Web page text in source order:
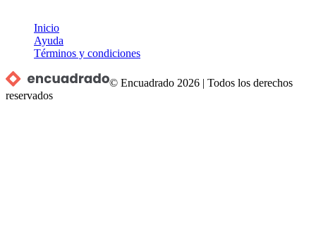
Inicio
Ayuda
Términos y condiciones
© Encuadrado 2026 |Todos los derechos
reservados